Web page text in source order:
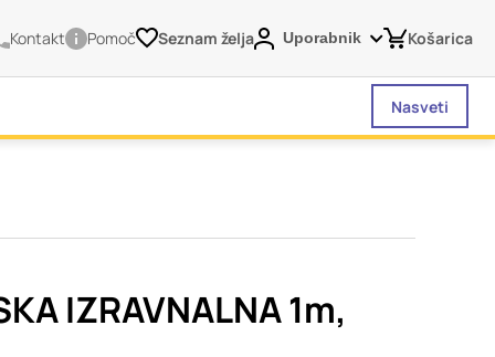
Kontakt Pomoč Seznam želja Uporabnik Košarica
Nasveti
IZRAVNALNA 1m,
brskalnika,
ne
uporabniško
si ogledate več